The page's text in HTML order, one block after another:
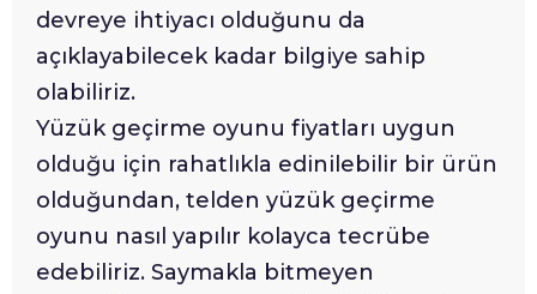
devreye ihtiyacı olduğunu da
açıklayabilecek kadar bilgiye sahip
olabiliriz.
Yüzük geçirme oyunu fiyatları uygun
olduğu için rahatlıkla edinilebilir bir ürün
olduğundan, telden yüzük geçirme
oyunu nasıl yapılır kolayca tecrübe
edebiliriz. Saymakla bitmeyen